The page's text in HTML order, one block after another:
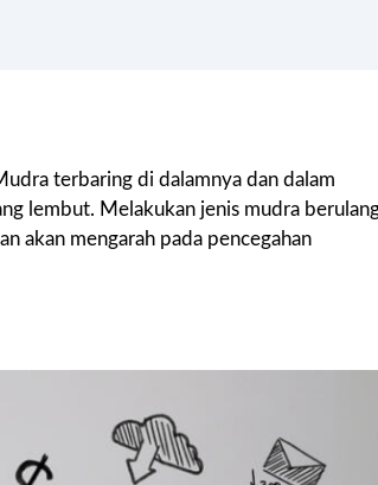
terbaring di dalamnya dan dalam
lembut. Melakukan jenis mudra
akan mengarah pada pencegahan